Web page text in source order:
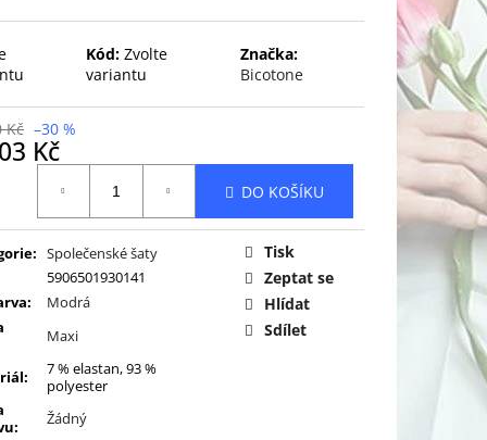
Kód: Zvolte
variantu
Značka:
Bicotone
Kč –30 %
Kč
DO KOŠÍKU
: Společenské šaty
5906501930141
:
Modrá
Maxi
:
7 % elastan, 93 %
polyester
:
Žádný
Tisk
Zeptat se
Hlídat
Sdílet